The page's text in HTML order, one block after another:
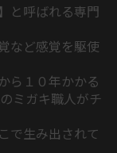
と呼ばれる専門
など感覚を駆使
ら１０年かかる
ミガキ職人がチ
で生み出されて